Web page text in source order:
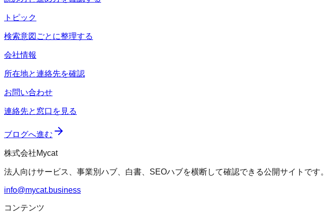
トピック
検索意図ごとに整理する
会社情報
所在地と連絡先を確認
お問い合わせ
連絡先と窓口を見る
ブログへ進む
株式会社Mycat
法人向けサービス、事業別ハブ、白書、SEOハブを横断して確認できる公開サイトです。
info@mycat.business
コンテンツ